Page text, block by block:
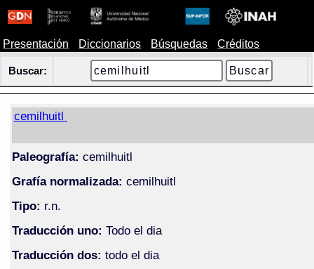
Presentación Diccionarios Búsquedas Créditos
Buscar:
cemilhuitl
Paleografía: cemilhuitl
Grafía normalizada: cemilhuitl
Tipo: r.n.
Traducción uno: Todo el dia
Traducción dos: todo el dia